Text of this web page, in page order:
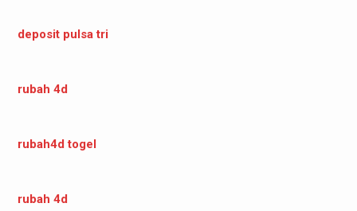
deposit pulsa tri
rubah 4d
rubah4d togel
rubah 4d